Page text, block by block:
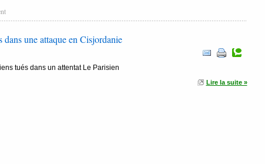
une attaque en Cisjordanie
tués dans un attentat Le Parisien
Lire la suite »